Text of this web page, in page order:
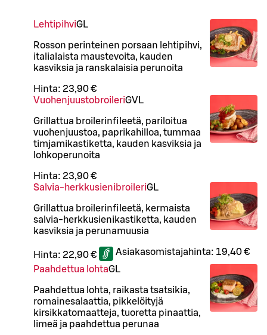
LehtipihviGL
Rosson perinteinen porsaan lehtipihvi,
italialaista maustevoita, kauden
kasviksia ja ranskalaisia perunoita
Hinta: 23,90 €
VuohenjuustobroileriGVL
Grillattua broilerinfileetä, pariloitua
vuohenjuustoa, paprikahilloa, tummaa
timjamikastiketta, kauden kasviksia ja
lohkoperunoita
Hinta: 23,90 €
Salvia-herkkusienibroileriGL
Grillattua broilerinfileetä, kermaista
salvia-herkkusienikastiketta, kauden
kasviksia ja perunamuusia
Hinta: 22,90 € Asiakasomistajahinta: 19,40 €
Paahdettua lohtaGL
Paahdettua lohta, raikasta tsatsikia,
romainesalaattia, pikkelöityjä
kirsikkatomaatteja, tuoretta pinaattia,
limeä ja paahdettua perunaa